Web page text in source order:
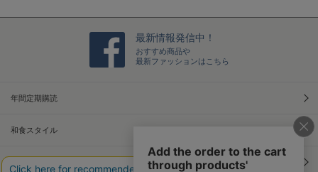
最新情報発信中！
おすすめ商品や
最新ファッションはこちら
年間定期購読
和食スタイル